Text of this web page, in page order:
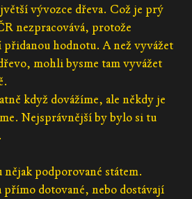
vývozce dřeva. Což je prý
nezpracovává, protože
přidanou hodnotu. A než vyvážet
mohli bysme tam vyvážet
když dovážíme, ale někdy je
Nejsprávnější by bylo si tu
podporované státem.
přímo dotované, nebo dostávají